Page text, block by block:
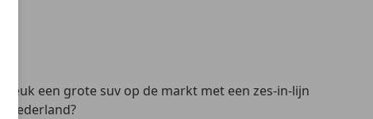
een grote suv op de markt met een zes-in-lijn
Nederland?